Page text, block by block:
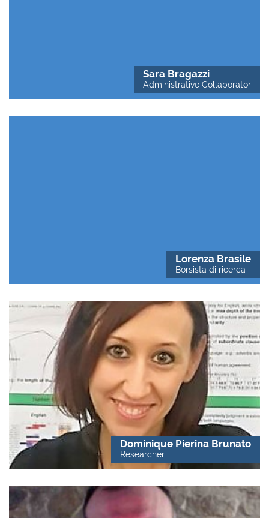
Sara Bragazzi
Administrative Collaborator
Lorenza Brasile
Borsista di ricerca
Dominique Pierina Brunato
Researcher